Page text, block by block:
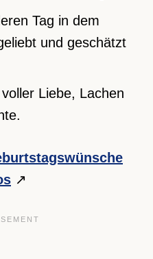
Tag in dem
und geschätzt
Liebe, Lachen